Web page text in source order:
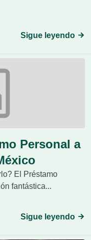
Sigue leyendo
Personal a
El Préstamo
fantástica...
Sigue leyendo